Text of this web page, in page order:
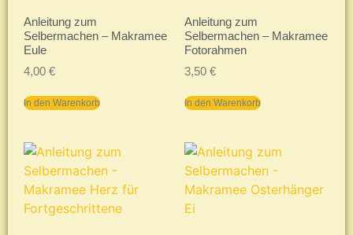
Anleitung zum
Selbermachen – Makramee
Eule
4,00 €
In den Warenkorb
Anleitung zum
Selbermachen – Makramee
Fotorahmen
3,50 €
In den Warenkorb